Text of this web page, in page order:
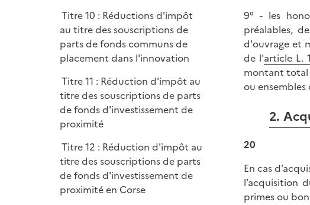
r
Titre 10 : Réductions d'impôt
au titre des souscriptions de
parts de fonds communs de
placement dans l'innovation
Titre 11 : Réduction d'impôt au
titre des souscriptions de parts
de fonds d'investissement de
proximité
Titre 12 : Réduction d'impôt au
titre des souscriptions de parts
de fonds d'investissement de
proximité en Corse
9° - les
préalables,
d'ouvrage et
de l'article L.
montant total
ou
2.
20
En cas
l’acquisition
primes ou